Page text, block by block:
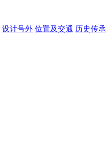
设计号外 位置及交通 历史传承